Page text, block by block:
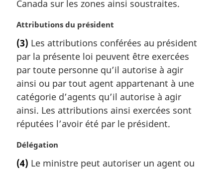
e
Canada sur les zones ainsi soustraites.
N
t
e
m
a
g
i
n
l
:
Attributions du président
(3) Les attributions conférées au président
par la présente loi peuvent être exercées
par toute personne qu’il autorise à agir
ainsi ou par tout agent appartenant à une
catégorie d’agents qu’il autorise à agir
ainsi. Les attributions ainsi exercées sont
réputées l’avoir été par le président.
N
t
Délégation
(4) Le ministre peut autoriser un agent ou